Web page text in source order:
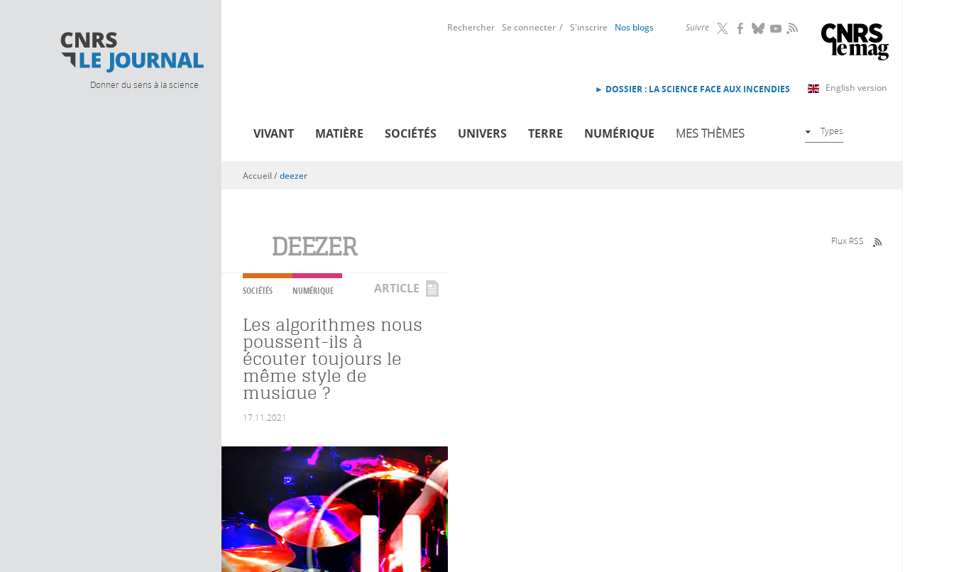
Donner du sens à la science
Suivre RSS
Rechercher Se connecter S'inscrire Nos blogs
English version
► DOSSIER : LA SCIENCE FACE AUX INCENDIES
VIVANT MATIÈRE SOCIÉTÉS UNIVERS TERRE NUMÉRIQUE MES THÈMES Types
Vous êtes ici
Accueil/deezer
DEEZER Flux RSS
SOCIÉTÉS NUMÉRIQUE ARTICLE
Les algorithmes nous
poussent-ils à
écouter toujours le
même style de
musique ?
17.11.2021